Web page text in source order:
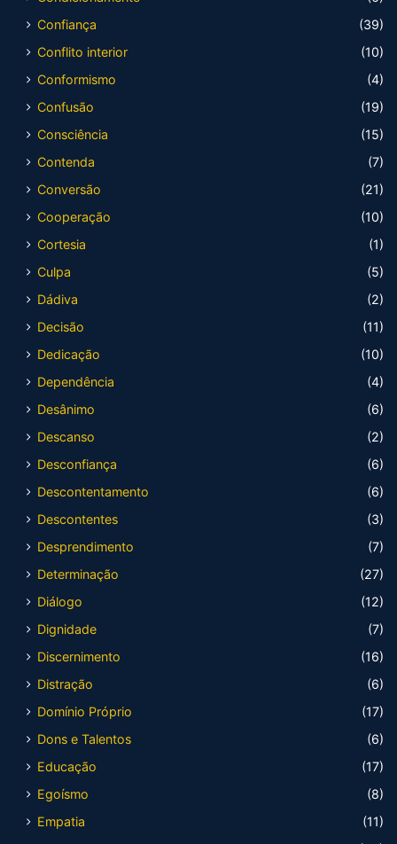
Confiança
(39)
Conflito interior
(10)
Conformismo
(4)
Confusão
(19)
Consciência
(15)
Contenda
(7)
Conversão
(21)
Cooperação
(10)
Cortesia
(1)
Culpa
(5)
Dádiva
(2)
Decisão
(11)
Dedicação
(10)
Dependência
(4)
Desânimo
(6)
Descanso
(2)
Desconfiança
(6)
Descontentamento
(6)
Descontentes
(3)
Desprendimento
(7)
Determinação
(27)
Diálogo
(12)
Dignidade
(7)
Discernimento
(16)
Distração
(6)
Domínio Próprio
(17)
Dons e Talentos
(6)
Educação
(17)
Egoísmo
(8)
Empatia
(11)